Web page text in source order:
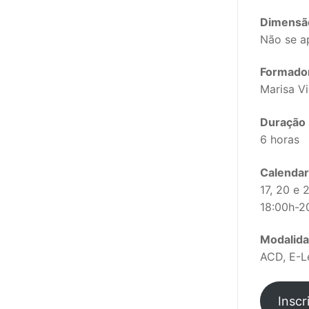
Legislação
Sectores
PRÉ-ESCOLAR
2º/3º CEB /
ENSINO
EDUCAÇÃO
ENSINO
Não se
Marisa
Duração
6 horas
17, 20 e
18:00h-
ACD, E-